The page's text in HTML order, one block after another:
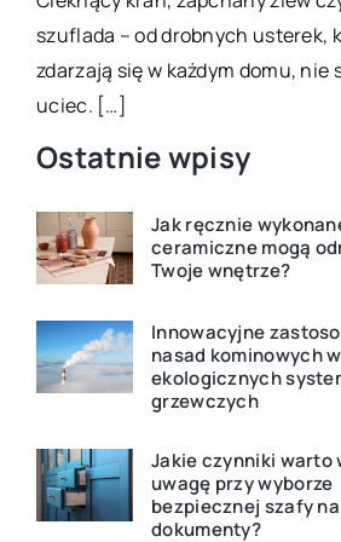
od drobnych usterek, które
w każdym domu, nie sposób
Ostatnie wpisy
Jak ręcznie
ceramiczne mogą
Twoje wnętrze?
Innowacyjne
nasad kominowych w
ekologicznych
grzewczych
Jakie czynniki warto
uwagę przy wyborze
bezpiecznej szafy na
dokumenty?